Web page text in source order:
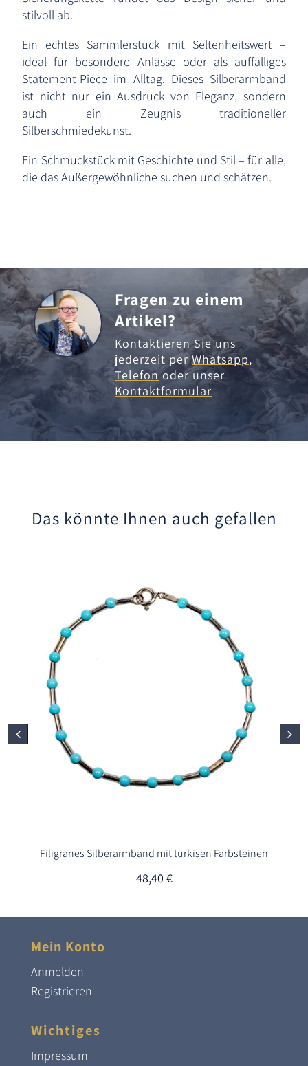
stilvoll ab.
Ein echtes Sammlerstück mit Seltenheitswert –
ideal für besondere Anlässe oder als auffälliges
Statement-Piece im Alltag. Dieses Silberarmband
ist nicht nur ein Ausdruck von Eleganz, sondern
auch ein Zeugnis traditioneller
Silberschmiedekunst.
Ein Schmuckstück mit Geschichte und Stil – für alle,
die das Außergewöhnliche suchen und schätzen.
Fragen zu einem
Artikel?
Kontaktieren Sie uns
jederzeit perWhatsapp,
Telefonoder unser
Kontaktformular
Das könnte Ihnen auch gefallen
Filigranes Silberarmband mit türkisen Farbsteinen
48,40 €
Mein Konto
Anmelden
Registrieren
Wichtiges
Impressum